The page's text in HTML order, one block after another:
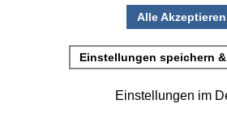
Einladung zur
Fatigue-Syndrom (ME/CFS) zu.
sich um eine schwere
Erkrankung, die oft mit einem
körperlicher Behinderung
Deutschland sind davon etwa
betroffen, weltweit sogar ca. 17